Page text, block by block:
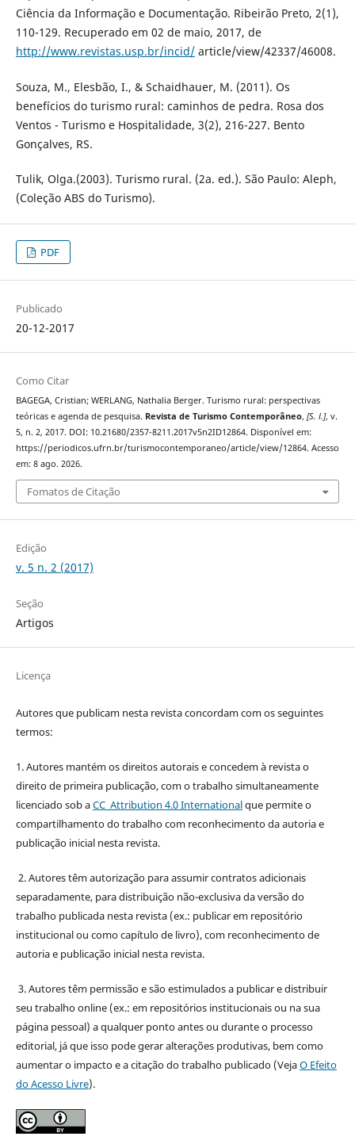
Ciência da Informação e Documentação. Ribeirão Preto, 2(1),
110-129. Recuperado em 02 de maio, 2017, de
http://www.revistas.usp.br/incid/article/view/42337/46008.
Souza, M., Elesbão, I., & Schaidhauer, M. (2011). Os
benefícios do turismo rural: caminhos de pedra. Rosa dos
Ventos - Turismo e Hospitalidade, 3(2), 216-227. Bento
Gonçalves, RS.
Tulik, Olga.(2003). Turismo rural. (2a. ed.). São Paulo: Aleph,
(Coleção ABS do Turismo).
PDF
Publicado
20-12-2017
Como Citar
BAGEGA, Cristian; WERLANG, Nathalia Berger. Turismo rural: perspectivas
teóricas e agenda de pesquisa. Revista de Turismo Contemporâneo, [S. l.], v.
5, n. 2, 2017. DOI: 10.21680/2357-8211.2017v5n2ID12864. Disponível em:
https://periodicos.ufrn.br/turismocontemporaneo/article/view/12864. Acesso
em: 8 ago. 2026.
Fomatos de Citação
Edição
v. 5 n. 2 (2017)
Seção
Artigos
Licença
Autores que publicam nesta revista concordam com os seguintes
termos:
1. Autores mantém os direitos autorais e concedem à revista o
direito de primeira publicação, com o trabalho simultaneamente
licenciado sob aCC Attribution 4.0 Internationalque permite o
compartilhamento do trabalho com reconhecimento da autoria e
publicação inicial nesta revista.
2. Autores têm autorização para assumir contratos adicionais
separadamente, para distribuição não-exclusiva da versão do
trabalho publicada nesta revista (ex.: publicar em repositório
institucional ou como capítulo de livro), com reconhecimento de
autoria e publicação inicial nesta revista.
3. Autores têm permissão e são estimulados a publicar e distribuir
seu trabalho online (ex.: em repositórios institucionais ou na sua
página pessoal) a qualquer ponto antes ou durante o processo
editorial, já que isso pode gerar alterações produtivas, bem como
aumentar o impacto e a citação do trabalho publicado (VejaO Efeito
do Acesso Livre).